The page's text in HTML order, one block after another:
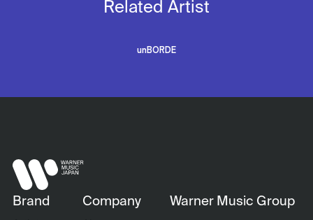
Related Artist
unBORDE
Brand Company Warner Music Group